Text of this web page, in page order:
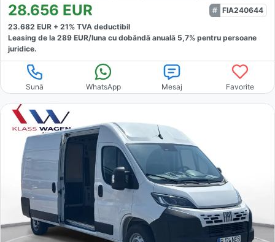
28.656 EUR
FIA240644
23.682 EUR + 21% TVA deductibil
Leasing de la 289 EUR/luna cu dobăndă anuală 5,7% pentru persoane
juridice.
Sună WhatsApp Mesaj Favorite